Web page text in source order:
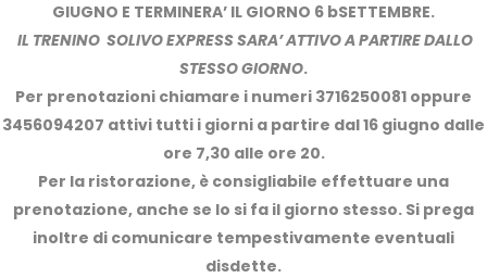
GIUGNO E TERMINERA’ IL GIORNO 6 bSETTEMBRE.
IL TRENINO SOLIVO EXPRESS SARA’ ATTIVO A PARTIRE DALLO
STESSO GIORNO.
Per prenotazioni chiamare i numeri 3716250081 oppure
3456094207 attivi tutti i giorni a partire dal 16 giugno dalle
ore 7,30 alle ore 20.
Per la ristorazione, è consigliabile effettuare una
prenotazione, anche se lo si fa il giorno stesso. Si prega
inoltre di comunicare tempestivamente eventuali
disdette.